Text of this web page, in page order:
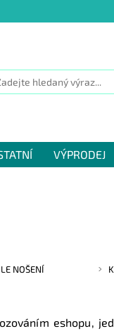
VÝPRODEJ
NOŠENÍ
eshopu,